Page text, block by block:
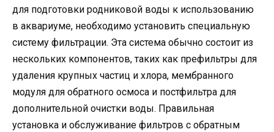
для подготовки родниковой воды к использованию
в аквариуме, необходимо установить специальную
систему фильтрации. Эта система обычно состоит из
нескольких компонентов, таких как префильтры для
удаления крупных частиц и хлора, мембранного
модуля для обратного осмоса и постфильтра для
дополнительной очистки воды. Правильная
установка и обслуживание фильтров с обратным